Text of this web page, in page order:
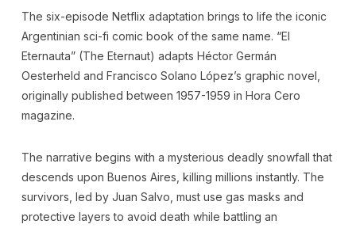
The six-episode Netflix adaptation brings to life the iconic
Argentinian sci-fi comic book of the same name. “El
Eternauta” (The Eternaut) adapts Héctor Germán
Oesterheld and Francisco Solano López’s graphic novel,
originally published between 1957-1959 in Hora Cero
magazine.
The narrative begins with a mysterious deadly snowfall that
descends upon Buenos Aires, killing millions instantly. The
survivors, led by Juan Salvo, must use gas masks and
protective layers to avoid death while battling an